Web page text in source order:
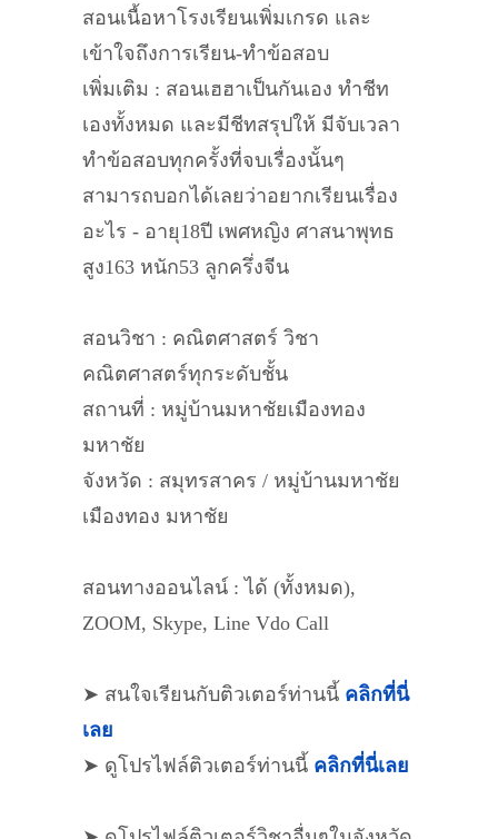
สอนเนื้อหาโรงเรียนเพิ่มเกรด และ
เข้าใจถึงการเรียน-ทำข้อสอบ
เพิ่มเติม : สอนเฮฮาเป็นกันเอง ทำชีท
เองทั้งหมด และมีชีทสรุปให้ มีจับเวลา
ทำข้อสอบทุกครั้งที่จบเรื่องนั้นๆ
สามารถบอกได้เลยว่าอยากเรียนเรื่อง
อะไร - อายุ18ปี เพศหญิง ศาสนาพุทธ
สูง163 หนัก53 ลูกครึ่งจีน
สอนวิชา : คณิตศาสตร์ วิชา
คณิตศาสตร์ทุกระดับชั้น
สถานที่ : หมู่บ้านมหาชัยเมืองทอง
มหาชัย
จังหวัด : สมุทรสาคร / หมู่บ้านมหาชัย
เมืองทอง มหาชัย
สอนทางออนไลน์ : ได้ (ทั้งหมด),
ZOOM, Skype, Line Vdo Call
➤ สนใจเรียนกับติวเตอร์ท่านนี้ คลิกที่นี่
เลย
➤ ดูโปรไฟล์ติวเตอร์ท่านนี้ คลิกที่นี่เลย